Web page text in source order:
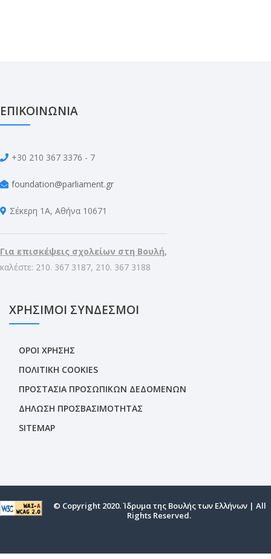
ΕΠΙΚΟΙΝΩΝΙΑ
+30 210 367 3376 - 7
foundation@parliament.gr
Σέκερη 1Α, Αθήνα 10671
Για επισκέψεις σχολείων στη Βουλή,
καλέστε: 210. 367 3187, 210. 367 3188
ΧΡΗΣΙΜΟΙ ΣΥΝΔΕΣΜΟΙ
ΟΡΟΙ ΧΡΗΣΗΣ
ΠΟΛΙΤΙΚΗ COOKIES
ΠΡΟΣΤΑΣΙΑ ΠΡΟΣΩΠΙΚΩΝ ΔΕΔΟΜΕΝΩΝ
ΔΗΛΩΣΗ ΠΡΟΣΒΑΣΙΜΟΤΗΤΑΣ
SITEMAP
© Copyright 2020. Ίδρυμα της Βουλής των Ελλήνων | All
Rights Reserved.